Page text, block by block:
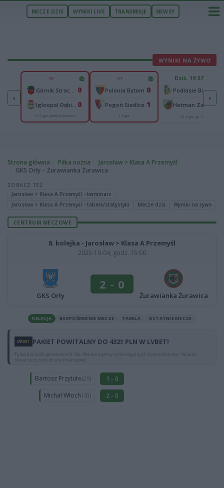
MECZE DZIŚ WYNIKI LIVE TRANSMISJE NEWSY
WYNIKI NA ŻYWO
‹
65
25
78'
0
0
IV liga podkarpacka
HT
Polonia Bytom 0
Pogoń Siedlce 1
I liga
Dziś, 19:57
Podlasie Biała Podlaska
Hetman Zamość
III liga, gr. IV
›
Strona główna Piłka nożna
Jarosław > Klasa A Przemyśl
GKS Orły – Żurawianka Żurawica
ZOBACZ TEŻ
Jarosław > Klasa A Przemyśl - terminarz
Jarosław > Klasa A Przemyśl - tabela/statystyki
Mecze dziś Wyniki na żywo
CENTRUM MECZOWE
8. kolejka - Jarosław > Klasa A Przemyśl
2025-10-04, godz. 15:00
GKS Orły
2 - 0
Żurawianka Żurawica
RELACJA BEZPOŚREDNIE MECZE TABELA OSTATNIE MECZE
PAKIET POWITALNY DO 4321 PLN W LVBET!
Tylko dla osób pełnoletnich 18+. Reklamujemy tylko legalnych bukmacherów. Hazard
stwarza ryzyko straty finansowej.
Bartosz Przytuła (25)
1 - 0
Michał Włoch (70) 2 - 0